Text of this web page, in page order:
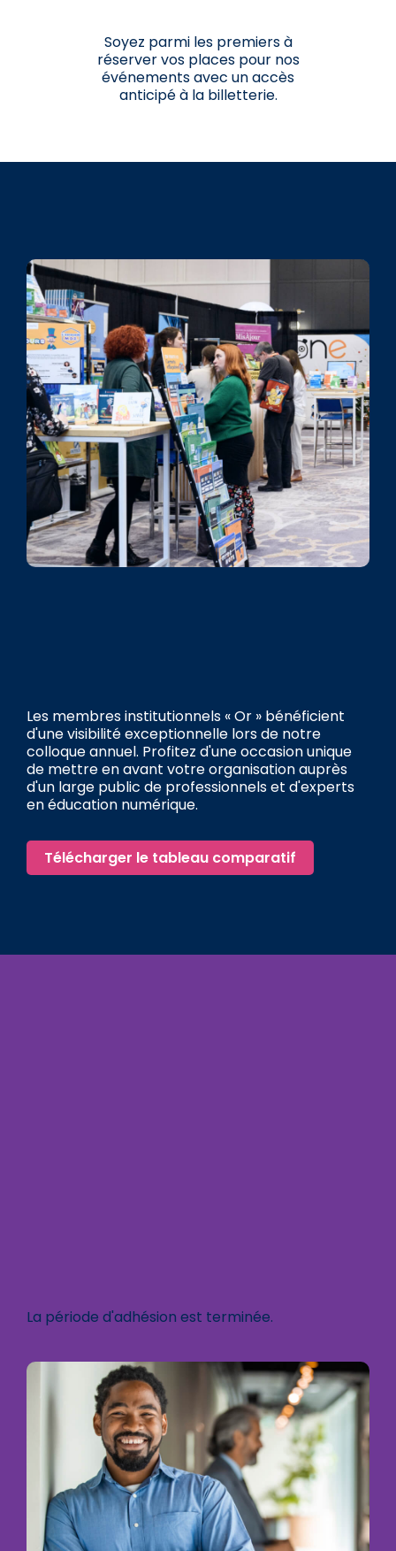
Soyez parmi les premiers à
réserver vos places pour nos
événements avec un accès
anticipé à la billetterie.
Les membres institutionnels « Or » bénéficient
d'une visibilité exceptionnelle lors de notre
colloque annuel. Profitez d'une occasion unique
de mettre en avant votre organisation auprès
d'un large public de professionnels et d'experts
en éducation numérique.
Télécharger le tableau comparatif
La période d'adhésion est terminée.